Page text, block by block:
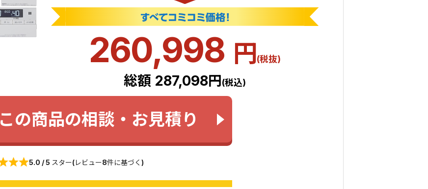
260,998 円(税抜)
総額 287,098円(税込)
この商品の相談・お見積り
5.0 / 5 スター(レビュー8件に基づく)